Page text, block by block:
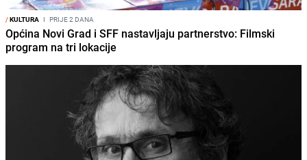
/KULTURA I PRIJE 2 DANA
Općina Novi Grad i SFF nastavljaju partnerstvo: Filmski
program na tri lokacije